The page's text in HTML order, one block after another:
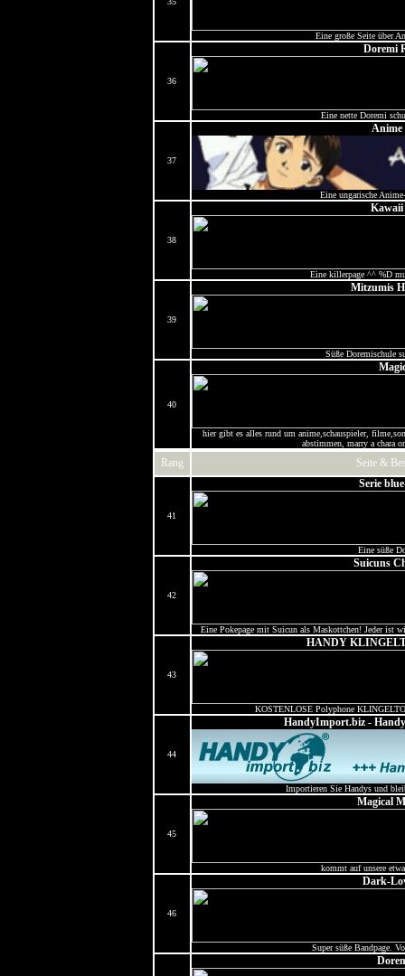
Eine große Seite über
36
Doremi
Eine nette Doremi
37
Anime
Eine ungarische
38
Eine killerpage ^^ %D
39
Mitzumis
Süße Doremischule
40
hier gibt es alles rund um anime,schauspieler,
abstimmen, marry a chara
Rang Seite &
41
Serie
Eine süße
42
Suicuns
Eine Pokepage mit Suicun als Maskottchen! Jeder ist
43
HANDY
KOSTENLOSE Polyphone
44
HandyImport.biz -
Importieren Sie Handys und
45
Magical
kommt auf unsere
46
Dark-
Super süße Bandpage.